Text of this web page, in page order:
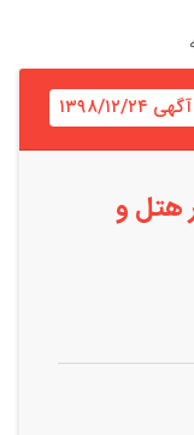
۱۲/۲۴
هتل و